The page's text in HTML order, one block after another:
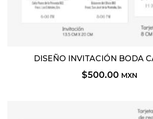
DISEÑO INVITACIÓN BODA
$500.00 MXN